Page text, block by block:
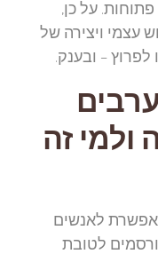
על כן,
עצמי ויצירה של
– ובענק.
זה
לאנשים
לטובת